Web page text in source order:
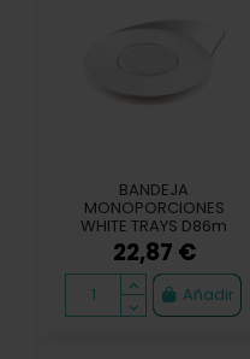
BANDEJA
MONOPORCIONES
WHITE TRAYS D86m
(100u)
22,87 €
Añadir